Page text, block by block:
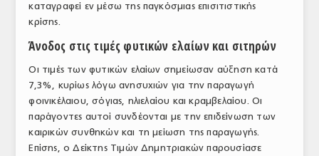
ΕΥΡΩΠΑΪΚΗ ΝΟΜΟΘΕΣΙΑ
ΤΟ ΠΕΡΙΟΔΙΚΟ
Profile
ΑΡΧΕΙΟ ΤΕΥΧΩΝ
ΣΥΝΕΔΡΙΟ ΚΡΕΑΤΟΣ
καταγραφεί εν μέσω της παγκόσμιας επισιτιστικής
κρίσης.
Άνοδος στις τιμές φυτικών ελαίων και σιτηρών
Οι τιμές των φυτικών ελαίων σημείωσαν αύξηση κατά
7,3%, κυρίως λόγω ανησυχιών για την παραγωγή
φοινικέλαιου, σόγιας, ηλιελαίου και κραμβελαίου. Οι
παράγοντες αυτοί συνδέονται με την επιδείνωση των
καιρικών συνθηκών και τη μείωση της παραγωγής.
Επίσης, ο Δείκτης Τιμών Δημητριακών παρουσίασε